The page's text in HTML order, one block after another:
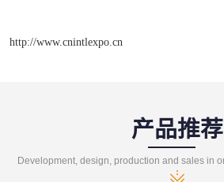
http://www.cnintlexpo.cn
产品推荐